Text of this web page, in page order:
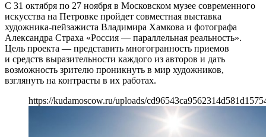
С 31 октября по 27 ноября в Московском музее современного
искусства на Петровке пройдет совместная выставка
художника-пейзажиста Владимира Хамкова и фотографа
Александра Страха «Россия — параллельная реальность».
Цель проекта — представить многогранность приемов
и средств выразительности каждого из авторов и дать
возможность зрителю проникнуть в мир художников,
взглянуть на контрасты в их работах.
https://kudamoscow.ru/uploads/